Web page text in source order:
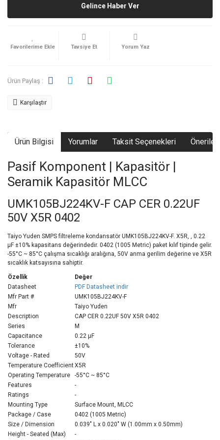
Gelince Haber Ver
Tavsiye Et Yorum Yaz
Ürün Paylaş :
Karşılaştır
Ürün Bilgisi Yorumlar Taksit Seçenekleri
Pasif Komponent | Kapasitör |
Seramik Kapasitör MLCC
UMK105BJ224KV-F CAP CER 0.22UF
50V X5R 0402
Taiyo Yuden SMPS filtreleme kondansatör UMK105BJ224KV-F. X5R, , 0.22
µF ±10% kapasitans değerindedir. 0402 (1005 Metric) paket kılıf tipinde gelir.
-55°C ~ 85°C çalışma sıcaklığı aralığına, 50V anma gerilim değerine ve X5R
sıcaklık katsayısına sahiptir.
Özellik
Değer
Datasheet
PDF Datasheet indir
Mfr Part #
UMK105BJ224KV-F
Mfr
Taiyo Yuden
Description
CAP CER 0.22UF 50V X5R 0402
Series
M
Capacitance
0.22 µF
Tolerance
±10%
Voltage - Rated
50V
Temperature CoefficientX5R
Operating Temperature
-55°C ~ 85°C
Features
-
Ratings
-
Mounting Type
Surface Mount, MLCC
Package / Case
0402 (1005 Metric)
Size / Dimension
0.039" L x 0.020" W (1.00mm x 0.50mm)
Height - Seated (Max)
-